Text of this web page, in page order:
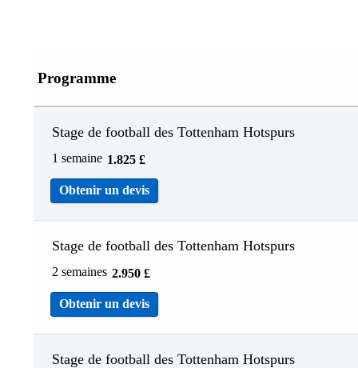
Programme
Stage de football des Tottenham Hotspurs
1 semaine 1.825 £
Obtenir un devis
Stage de football des Tottenham Hotspurs
2 semaines 2.950 £
Obtenir un devis
Stage de football des Tottenham Hotspurs